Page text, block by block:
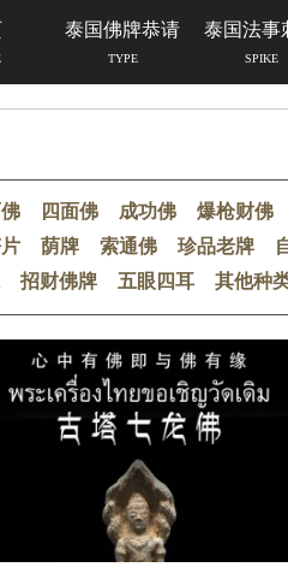
泰国佛牌恭请
TYPE
泰国法事
SPIKE
四面佛 成功佛 爆枪财佛
荫牌 索通佛 珍品老牌
招财佛牌 五眼四耳 其他种